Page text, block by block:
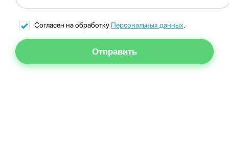
Согласен на обработку Персональных данных.
Отправить